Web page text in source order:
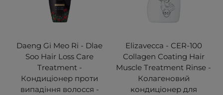
Daeng Gi Meo Ri - Dlae
Soo Hair Loss Care
Treatment -
Кондиціонер проти
випадіння волосся -
Elizavecca - CER-100
Collagen Coating Hair
Muscle Treatment Rinse -
Колагеновий
кондиціонер для